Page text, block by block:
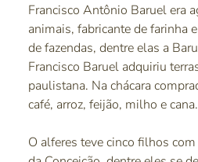
Francisco Antônio Baruel era
animais, fabricante de farinha
de fazendas, dentre elas a
Francisco Baruel adquiriu
paulistana. Na chácara
café, arroz, feijão, milho e cana.
O alferes teve cinco filhos